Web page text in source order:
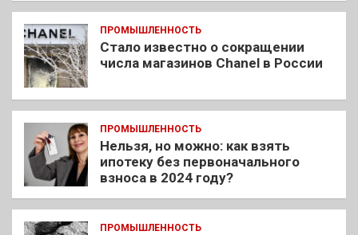
ПРОМЫШЛЕННОСТЬ
Стало известно о сокращении
числа магазинов Chanel в России
ПРОМЫШЛЕННОСТЬ
Нельзя, но можно: как взять
ипотеку без первоначального
взноса в 2024 году?
ПРОМЫШЛЕННОСТЬ